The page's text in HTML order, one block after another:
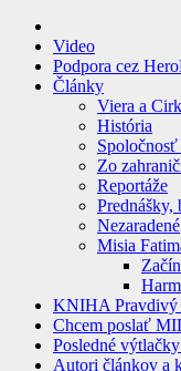
Video
Podpora cez
Články
Viera a
História
Zo
Reportáže
Prednášky,
Nezaradené
Misia
KNIHA Pravdivý
Chcem poslať
Posledné
Autori článkov a